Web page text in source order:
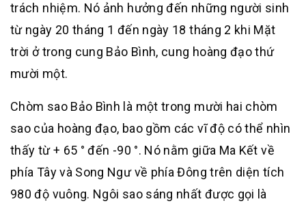
trách nhiệm. Nó ảnh hưởng đến những người sinh
từ ngày 20 tháng 1 đến ngày 18 tháng 2 khi Mặt
trời ở trong cung Bảo Bình, cung hoàng đạo thứ
mười một.
Chòm sao Bảo Bình là một trong mười hai chòm
sao của hoàng đạo, bao gồm các vĩ độ có thể nhìn
thấy từ + 65 ° đến -90 °. Nó nằm giữa Ma Kết về
phía Tây và Song Ngư về phía Đông trên diện tích
980 độ vuông. Ngôi sao sáng nhất được gọi là